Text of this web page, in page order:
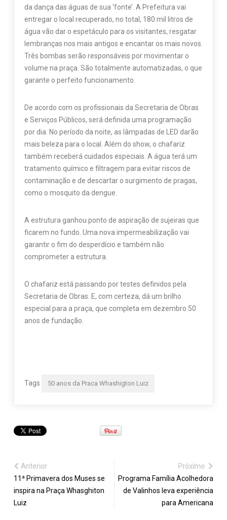
da dança das águas de sua ‘fonte’. A Prefeitura vai
entregar o local recuperado, no total, 180 mil litros de
água vão dar o espetáculo para os visitantes, resgatar
lembranças nos mais antigos e encantar os mais novos.
Três bombas serão responsáveis por movimentar o
volume na praça. São totalmente automatizadas, o que
garante o perfeito funcionamento.
De acordo com os profissionais da Secretaria de Obras
e Serviços Públicos, será definida uma programação
por dia. No período da noite, as lâmpadas de LED darão
mais beleza para o local. Além do show, o chafariz
também receberá cuidados especiais. A água terá um
tratamento químico e filtragem para evitar riscos de
contaminação e de descartar o surgimento de pragas,
como o mosquito da dengue.
A estrutura ganhou ponto de aspiração de sujeiras que
ficarem no fundo. Uma nova impermeabilização vai
garantir o fim do desperdício e também não
comprometer a estrutura.
O chafariz está passando por testes definidos pela
Secretaria de Obras. E, com certeza, dá um brilho
especial para a praça, que completa em dezembro 50
anos de fundação.
Tags 50 anos da Praca Whashigton Luiz
Anterior
11ª Primavera dos Muses se
inspira na Praça Whasghiton
Luiz
Próximo
Programa Família Acolhedora
de Valinhos leva experiência
para Americana